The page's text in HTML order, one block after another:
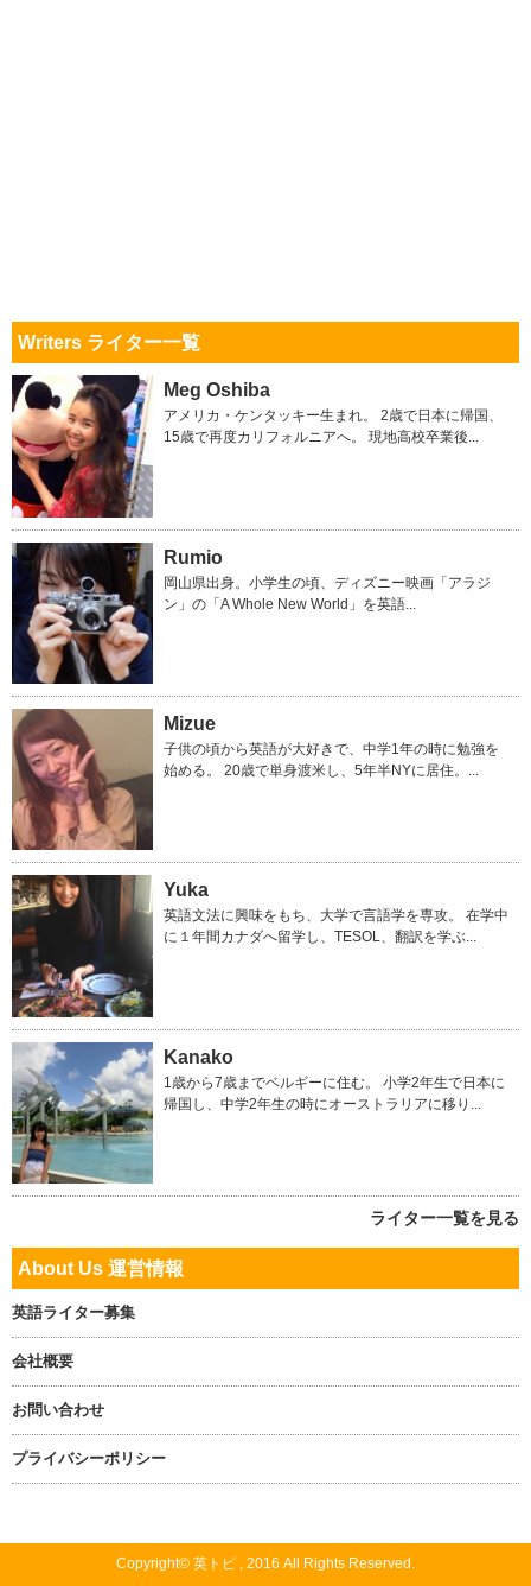
Writers ライター一覧
Meg Oshiba
アメリカ・ケンタッキー生まれ。 2歳で日本に帰国、
15歳で再度カリフォルニアへ。 現地高校卒業後...
Rumio
岡山県出身。小学生の頃、ディズニー映画「アラジ
ン」の「A Whole New World」を英語...
Mizue
子供の頃から英語が大好きで、中学1年の時に勉強を
始める。 20歳で単身渡米し、5年半NYに居住。...
Yuka
英語文法に興味をもち、大学で言語学を専攻。 在学中
に１年間カナダへ留学し、TESOL、翻訳を学ぶ...
Kanako
1歳から7歳までベルギーに住む。 小学2年生で日本に
帰国し、中学2年生の時にオーストラリアに移り...
ライター一覧を見る
About Us 運営情報
英語ライター募集
会社概要
お問い合わせ
プライバシーポリシー
Copyright© 英トピ , 2016 All Rights Reserved.